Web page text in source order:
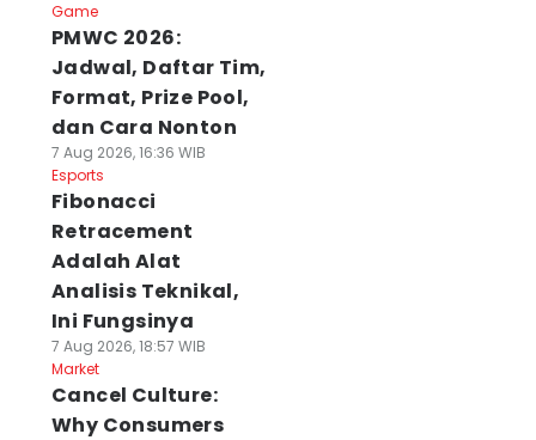
Game
PMWC 2026:
Jadwal, Daftar Tim,
Format, Prize Pool,
dan Cara Nonton
7 Aug 2026, 16:36 WIB
Esports
Fibonacci
Retracement
Adalah Alat
Analisis Teknikal,
Ini Fungsinya
7 Aug 2026, 18:57 WIB
Market
Cancel Culture:
Why Consumers